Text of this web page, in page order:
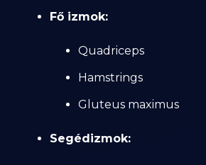
Fő izmok:
Quadriceps
Hamstrings
Gluteus maximus
Segédizmok: